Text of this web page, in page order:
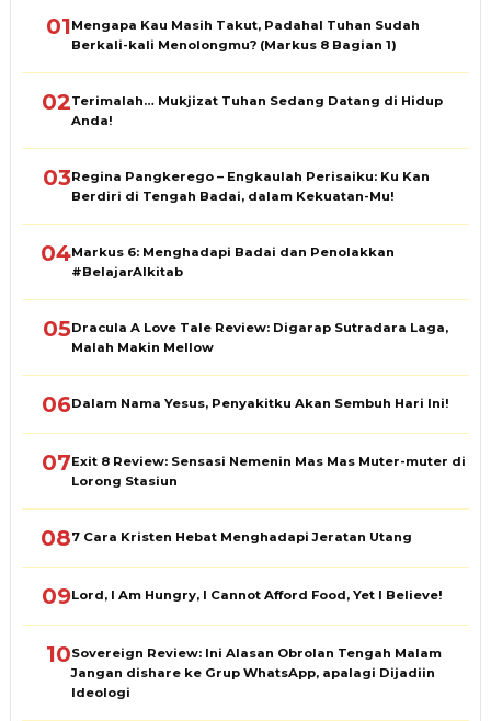
01Mengapa Kau Masih Takut, Padahal Tuhan Sudah
Berkali-kali Menolongmu? (Markus 8 Bagian 1)
02Terimalah… Mukjizat Tuhan Sedang Datang di Hidup
Anda!
03Regina Pangkerego – Engkaulah Perisaiku: Ku Kan
Berdiri di Tengah Badai, dalam Kekuatan-Mu!
04Markus 6: Menghadapi Badai dan Penolakkan
#BelajarAlkitab
05Dracula A Love Tale Review: Digarap Sutradara Laga,
Malah Makin Mellow
06Dalam Nama Yesus, Penyakitku Akan Sembuh Hari Ini!
07Exit 8 Review: Sensasi Nemenin Mas Mas Muter-muter di
Lorong Stasiun
087 Cara Kristen Hebat Menghadapi Jeratan Utang
09Lord, I Am Hungry, I Cannot Afford Food, Yet I Believe!
10Sovereign Review: Ini Alasan Obrolan Tengah Malam
Jangan dishare ke Grup WhatsApp, apalagi Dijadiin
Ideologi